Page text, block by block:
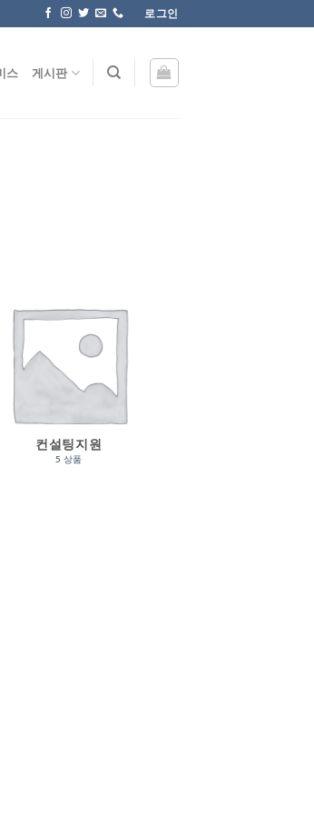
로그인
스 게시판
컨설팅지원
5 상품